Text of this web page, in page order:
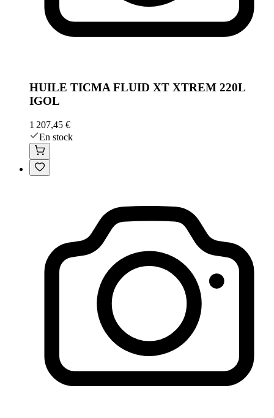
HUILE TICMA FLUID XT XTREM 220L
IGOL
1 207,45 €
En stock